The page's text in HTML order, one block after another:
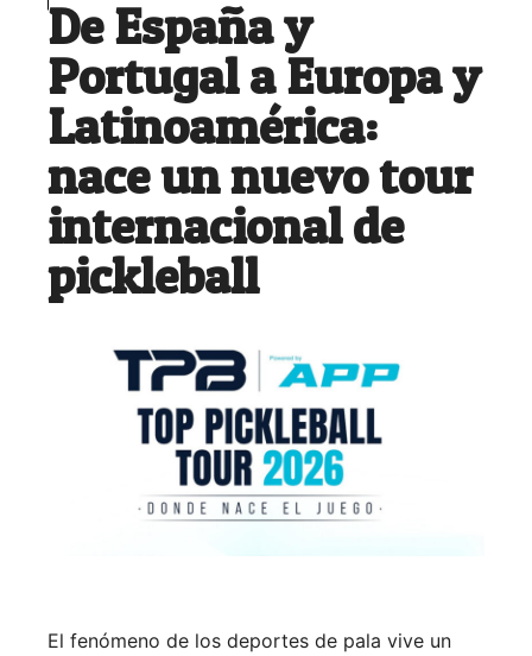
De España y
Portugal a Europa y
Latinoamérica:
nace un nuevo tour
internacional de
pickleball
El fenómeno de los deportes de pala vive un